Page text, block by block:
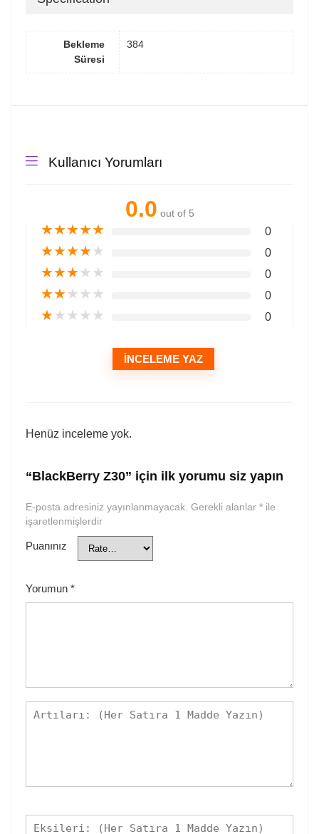
Bekleme
Süresi
384
Kullanıcı Yorumları
0.0 out of 5
★★★★★ 0
★★★★★ 0
★★★★★ 0
★★★★★ 0
★★★★★ 0
İNCELEME YAZ
Henüz inceleme yok.
“BlackBerry Z30” için ilk yorumu siz yapın
E-posta adresiniz yayınlanmayacak. Gerekli alanlar * ile
işaretlenmişlerdir
Puanınız
Yorumun *